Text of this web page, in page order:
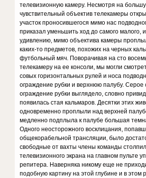
телевизионную камеру. Несмотря на
чувствительный объектив телекамеры
участок проносившегося мимо нас
приказал уменьшить ход до самого малого,
удивлению, мимо объектива камеры
каких-то предметов, похожих на черных
футбольный мяч. Поворачивая на сто
телекамеру на ее консоли, мы могли
совых горизонтальных рулей и носа
ограждение рубки и верхнюю палубу. Серое
ограждение рубки выглядело, словно
появилась стая кальмаров. Десятки этих
одновременно проплыли над верхней
медленно подплыла к палубе большая
Одного неосторожного восклицания,
общекорабельной трансляции, было
свободные от вахты члены команды
телевизионного экрана на главном пульте
репитера. Наверняка никому еще не
подобную картину на этой глубине и в этом